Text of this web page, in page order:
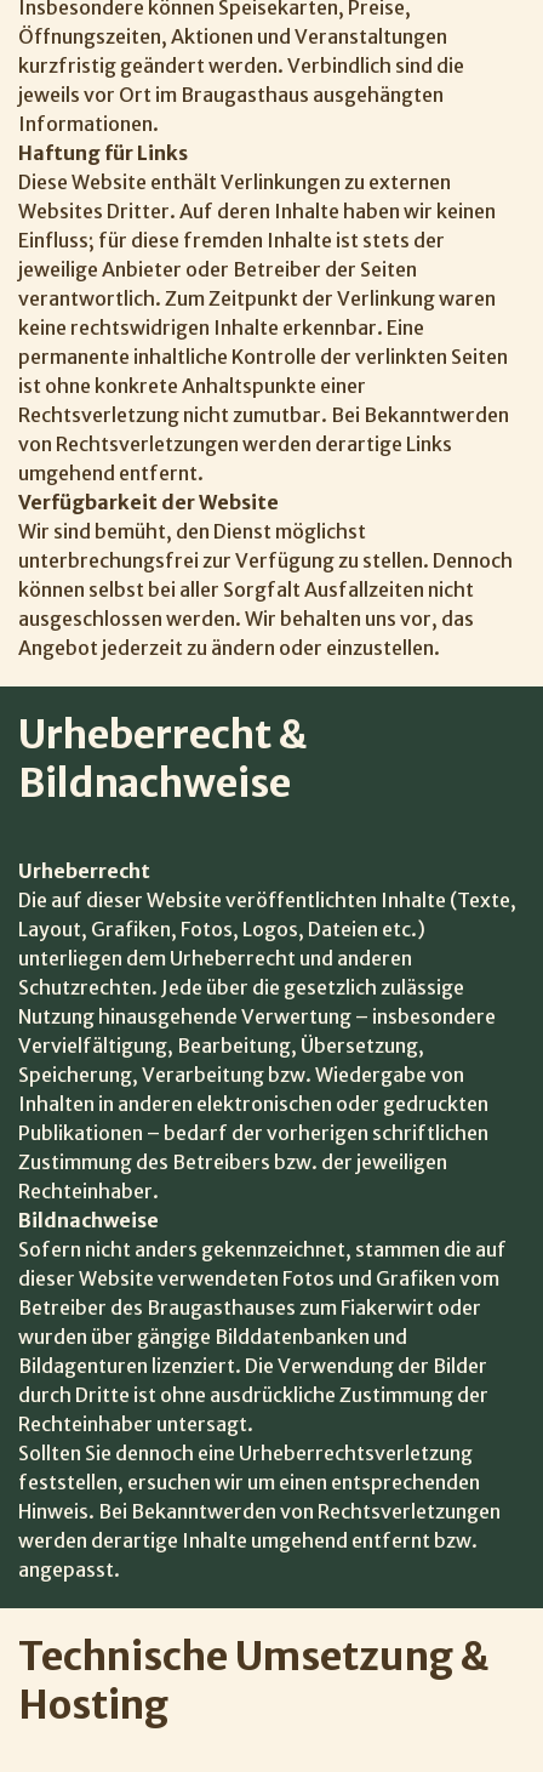
Insbesondere können Speisekarten, Preise,
Öffnungszeiten, Aktionen und Veranstaltungen
kurzfristig geändert werden. Verbindlich sind die
jeweils vor Ort im Braugasthaus ausgehängten
Informationen.
Haftung für Links
Diese Website enthält Verlinkungen zu externen
Websites Dritter. Auf deren Inhalte haben wir keinen
Einfluss; für diese fremden Inhalte ist stets der
jeweilige Anbieter oder Betreiber der Seiten
verantwortlich. Zum Zeitpunkt der Verlinkung waren
keine rechtswidrigen Inhalte erkennbar. Eine
permanente inhaltliche Kontrolle der verlinkten Seiten
ist ohne konkrete Anhaltspunkte einer
Rechtsverletzung nicht zumutbar. Bei Bekanntwerden
von Rechtsverletzungen werden derartige Links
umgehend entfernt.
Verfügbarkeit der Website
Wir sind bemüht, den Dienst möglichst
unterbrechungsfrei zur Verfügung zu stellen. Dennoch
können selbst bei aller Sorgfalt Ausfallzeiten nicht
ausgeschlossen werden. Wir behalten uns vor, das
Angebot jederzeit zu ändern oder einzustellen.
Urheberrecht &
Bildnachweise
Urheberrecht
Die auf dieser Website veröffentlichten Inhalte (Texte,
Layout, Grafiken, Fotos, Logos, Dateien etc.)
unterliegen dem Urheberrecht und anderen
Schutzrechten. Jede über die gesetzlich zulässige
Nutzung hinausgehende Verwertung – insbesondere
Vervielfältigung, Bearbeitung, Übersetzung,
Speicherung, Verarbeitung bzw. Wiedergabe von
Inhalten in anderen elektronischen oder gedruckten
Publikationen – bedarf der vorherigen schriftlichen
Zustimmung des Betreibers bzw. der jeweiligen
Rechteinhaber.
Bildnachweise
Sofern nicht anders gekennzeichnet, stammen die auf
dieser Website verwendeten Fotos und Grafiken vom
Betreiber des Braugasthauses zum Fiakerwirt oder
wurden über gängige Bilddatenbanken und
Bildagenturen lizenziert. Die Verwendung der Bilder
durch Dritte ist ohne ausdrückliche Zustimmung der
Rechteinhaber untersagt.
Sollten Sie dennoch eine Urheberrechtsverletzung
feststellen, ersuchen wir um einen entsprechenden
Hinweis. Bei Bekanntwerden von Rechtsverletzungen
werden derartige Inhalte umgehend entfernt bzw.
angepasst.
Technische Umsetzung &
Hosting